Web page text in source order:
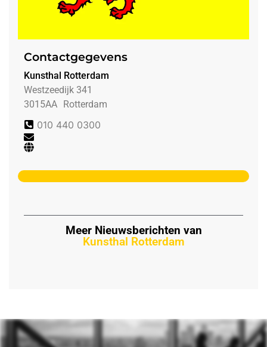
Contactgegevens
Kunsthal Rotterdam
Westzeedijk 341
3015AA Rotterdam
010 440 0300
Meer Nieuwsberichten van
Kunsthal Rotterdam